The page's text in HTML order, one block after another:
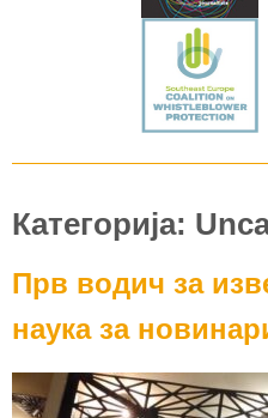
Категорија:
Прв водич за
наука за